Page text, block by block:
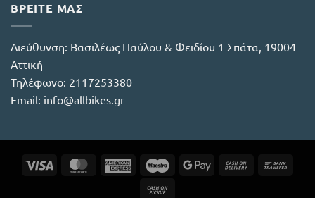
ΒΡΕΙΤΕ ΜΑΣ
Διεύθυνση: Βασιλέως Παύλου & Φειδίου 1 Σπάτα, 19004
Αττική
Τηλέφωνο: 2117253380
Email: info@allbikes.gr
Visa MasterCardAmerican
Maestro Google
Cash